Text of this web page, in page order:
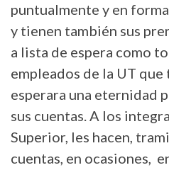
puntualmente y en
y tienen también sus
a lista de espera como
empleados de la UT
esperara una eternidad
sus cuentas. A los
Superior, les hacen,
cuentas, en ocasiones,